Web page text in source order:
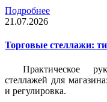
Подробнее
21.07.2026
Торговые стеллажи:
Практическое
стеллажей для
и регулировка.